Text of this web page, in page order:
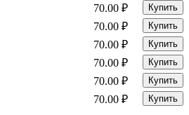
70.00 ₽ Купить
70.00 ₽ Купить
70.00 ₽ Купить
70.00 ₽ Купить
70.00 ₽ Купить
70.00 ₽ Купить